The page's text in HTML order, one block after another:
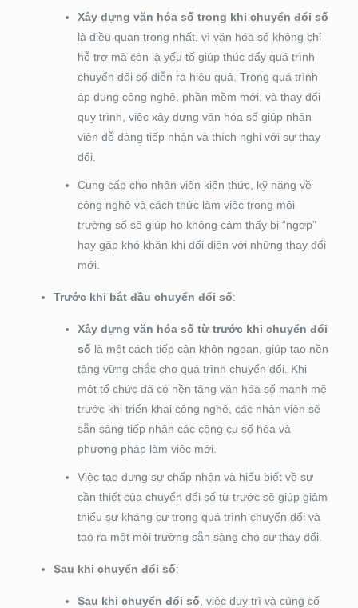
Xây dựng văn hóa số trong khi chuyển đổi số
là điều quan trọng nhất, vì văn hóa số không chỉ
hỗ trợ mà còn là yếu tố giúp thúc đẩy quá trình
chuyển đổi số diễn ra hiệu quả. Trong quá trình
áp dụng công nghệ, phần mềm mới, và thay đổi
quy trình, việc xây dựng văn hóa số giúp nhân
viên dễ dàng tiếp nhận và thích nghi với sự thay
đổi.
Cung cấp cho nhân viên kiến thức, kỹ năng về
công nghệ và cách thức làm việc trong môi
trường số sẽ giúp họ không cảm thấy bị “ngợp”
hay gặp khó khăn khi đối diện với những thay đổi
mới.
Trước khi bắt đầu chuyển đổi số:
Xây dựng văn hóa số từ trước khi chuyển đổi
số là một cách tiếp cận khôn ngoan, giúp tạo nền
tảng vững chắc cho quá trình chuyển đổi. Khi
một tổ chức đã có nền tảng văn hóa số mạnh mẽ
trước khi triển khai công nghệ, các nhân viên sẽ
sẵn sàng tiếp nhận các công cụ số hóa và
phương pháp làm việc mới.
Việc tạo dựng sự chấp nhận và hiểu biết về sự
cần thiết của chuyển đổi số từ trước sẽ giúp giảm
thiểu sự kháng cự trong quá trình chuyển đổi và
tạo ra một môi trường sẵn sàng cho sự thay đổi.
Sau khi chuyển đổi số:
Sau khi chuyển đổi số , việc duy trì và củng cố